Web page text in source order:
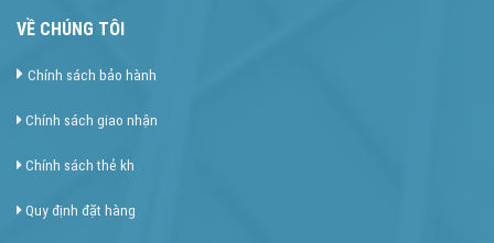
VỀ CHÚNG TÔI
Chính sách bảo hành
Chính sách giao nhận
Chính sách thẻ kh
Quy định đặt hàng